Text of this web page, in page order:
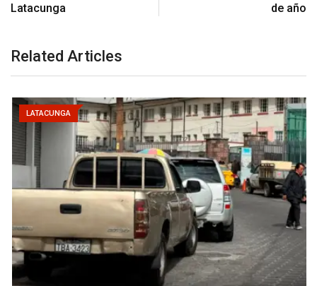
Latacunga
de año
Related Articles
LATACUNGA